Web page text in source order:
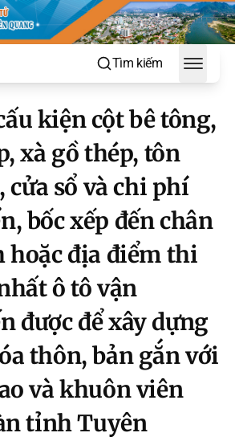
Tìm kiếm
Toggle
kiện cột bê tông,
xà gồ thép, tôn
cửa sổ và chi phí
bốc xếp đến chân
hoặc địa điểm thi
ô tô vận
được để xây dựng
thôn, bản gắn với
và khuôn viên
tỉnh Tuyên